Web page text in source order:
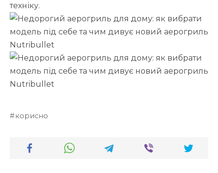
техніку.
корисно